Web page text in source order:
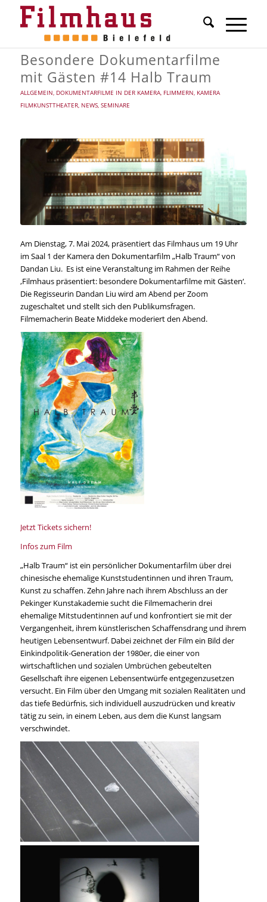
Besondere Dokumentarfilme
mit Gästen #14 Halb Traum
ALLGEMEIN, DOKUMENTARFILME IN DER KAMERA, FLIMMERN, KAMERA
FILMKUNSTTHEATER, NEWS, SEMINARE
Am Dienstag, 7. Mai 2024, präsentiert das Filmhaus um 19 Uhr
im Saal 1 der Kamera den Dokumentarfilm „Halb Traum“ von
Dandan Liu. Es ist eine Veranstaltung im Rahmen der Reihe
‚Filmhaus präsentiert: besondere Dokumentarfilme mit Gästen‘.
Die Regisseurin Dandan Liu wird am Abend per Zoom
zugeschaltet und stellt sich den Publikumsfragen.
Filmemacherin Beate Middeke moderiert den Abend.
Jetzt Tickets sichern!
Infos zum Film
„Halb Traum“ ist ein persönlicher Dokumentarfilm über drei
chinesische ehemalige Kunststudentinnen und ihren Traum,
Kunst zu schaffen. Zehn Jahre nach ihrem Abschluss an der
Pekinger Kunstakademie sucht die Filmemacherin drei
ehemalige Mitstudentinnen auf und konfrontiert sie mit der
Vergangenheit, ihrem künstlerischen Schaffensdrang und ihrem
heutigen Lebensentwurf. Dabei zeichnet der Film ein Bild der
Einkindpolitik-Generation der 1980er, die einer von
wirtschaftlichen und sozialen Umbrüchen gebeutelten
Gesellschaft ihre eigenen Lebensentwürfe entgegenzusetzen
versucht. Ein Film über den Umgang mit sozialen Realitäten und
das tiefe Bedürfnis, sich individuell auszudrücken und kreativ
tätig zu sein, in einem Leben, aus dem die Kunst langsam
verschwindet.